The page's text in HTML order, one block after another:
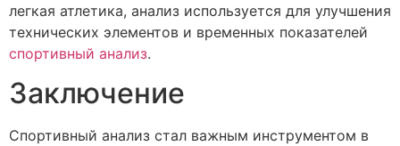
легкая атлетика, анализ используется для улучшения
технических элементов и временных показателей
спортивный анализ.
Заключение
Спортивный анализ стал важным инструментом в